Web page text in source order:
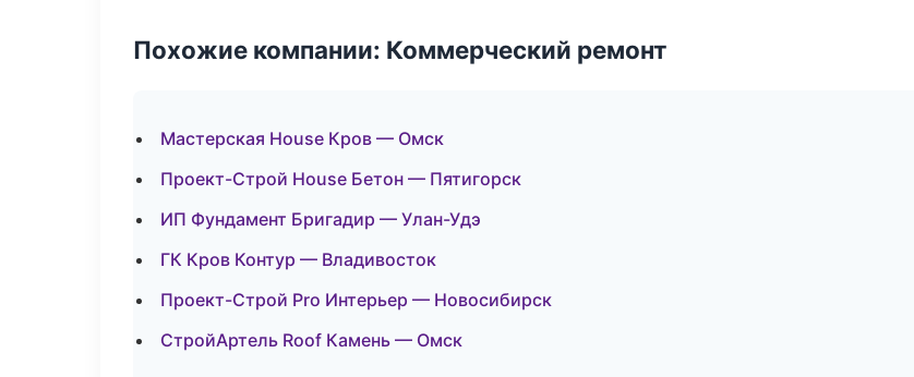
Похожие компании: Коммерческий ремонт
Мастерская House Кров — Омск
Проект-Строй House Бетон — Пятигорск
ИП Фундамент Бригадир — Улан-Удэ
ГК Кров Контур — Владивосток
Проект-Строй Pro Интерьер — Новосибирск
СтройАртель Roof Камень — Омск